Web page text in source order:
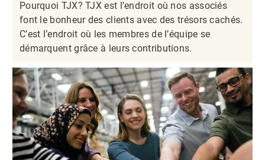
Pourquoi TJX? TJX est l’endroit où nos associés
font le bonheur des clients avec des trésors cachés.
C’est l’endroit où les membres de l’équipe se
démarquent grâce à leurs contributions.​​​​​​​